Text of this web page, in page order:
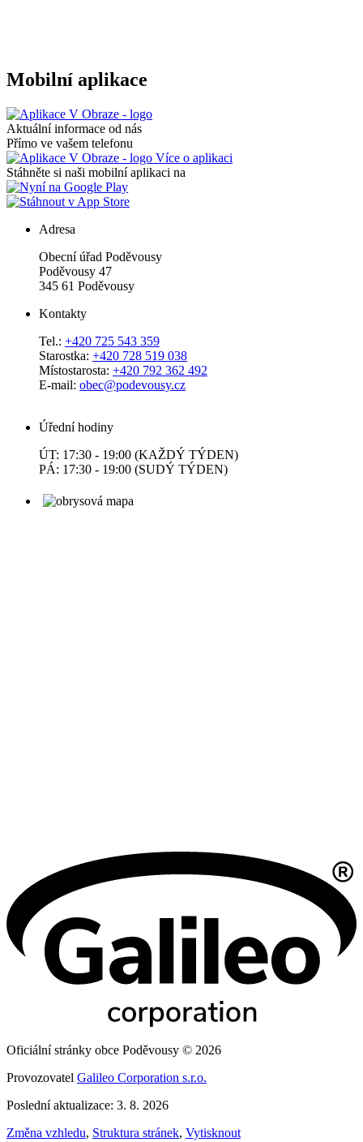
Mobilní aplikace
Aktuální informace od nás
Přímo ve vašem telefonu
Více o aplikaci
Stáhněte si naši mobilní aplikaci na
Adresa
Obecní úřad Poděvousy
Poděvousy 47
345 61 Poděvousy
Kontakty
Tel.: +420 725 543 359
Starostka: +420 728 519 038
Místostarosta: +420 792 362 492
E-mail: obec@podevousy.cz
Úřední hodiny
ÚT: 17:30 - 19:00 (KAŽDÝ TÝDEN)
PÁ: 17:30 - 19:00 (SUDÝ TÝDEN)
Oficiální stránky obce Poděvousy © 2026
Provozovatel Galileo Corporation s.r.o.
Poslední aktualizace: 3. 8. 2026
Změna vzhledu, Struktura stránek, Vytisknout